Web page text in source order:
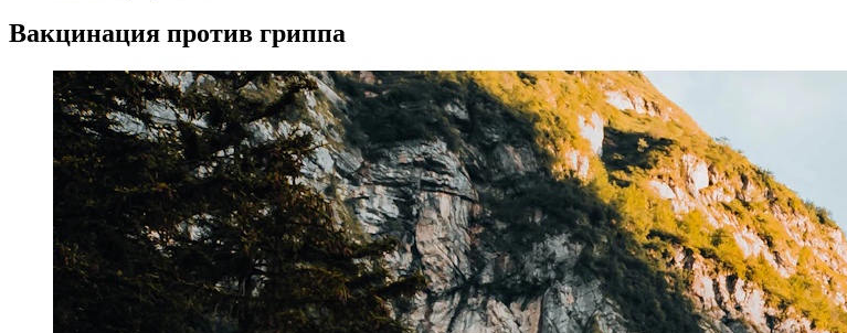
Вакцинация против гриппа